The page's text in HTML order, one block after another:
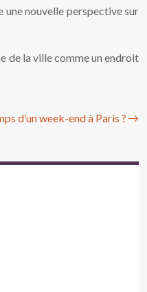
une nouvelle perspective sur
de la ville comme un endroit
d’un week-end à Paris ?